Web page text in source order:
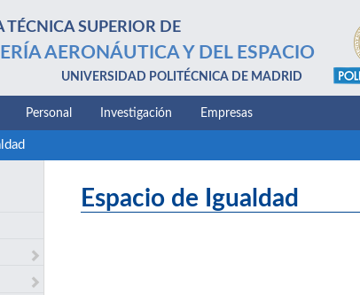
TÉCNICA SUPERIOR DE
AERONÁUTICA Y DEL ESPACIO
UNIVERSIDAD POLITÉCNICA DE MADRID
Personal Investigación Empresas
Espacio de Igualdad